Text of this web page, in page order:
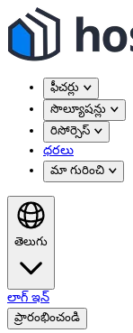
ఫీచర్లు
సొల్యూషన్లు
రిసోర్సెస్
ధరలు
మా గురించి
తెలుగు
లాగ్ ఇన్
ప్రారంభించండి